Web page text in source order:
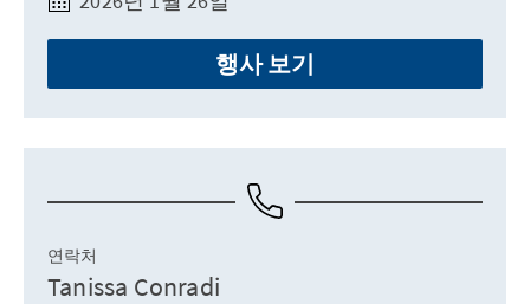
행사 보기
연락처
Tanissa Conradi